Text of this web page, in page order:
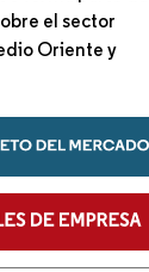
el sector
Oriente y